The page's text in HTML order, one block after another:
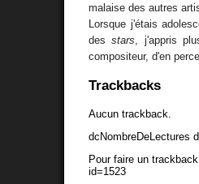
malaise des autres
Lorsque j'étais
desstars , j'appris
compositeur, d'en
Trackbacks
Aucun trackback.
dcNombreDeLectures
Pour faire un
id=1523